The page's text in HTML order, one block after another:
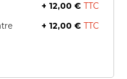
+ 12,00 €
+ 12,00 €